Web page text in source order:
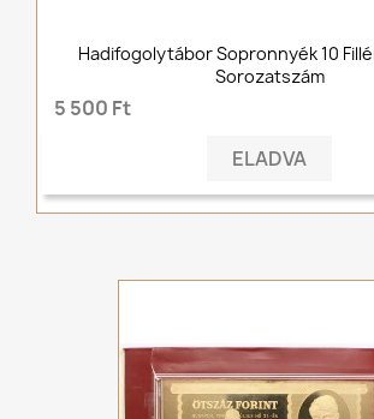
Hadifogolytábor Sopronnyék 10
Sorozatszám
5 500 Ft
ELADVA